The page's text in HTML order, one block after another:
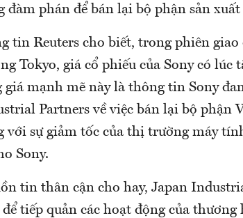
đàm phán để bán lại bộ phận sản
tin Reuters cho biết, trong phiên
Tokyo, giá cổ phiếu của Sony có lúc
giá mạnh mẽ này là thông tin Sony
Partners về việc bán lại bộ phận
với sự giảm tốc của thị trường máy
Sony.
tin thân cận cho hay, Japan
tiếp quản các hoạt động của